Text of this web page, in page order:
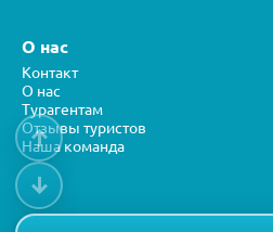
О нас
Контакт
О нас
Турагентам
Отзывы туристов
Наша команда
↑
↓